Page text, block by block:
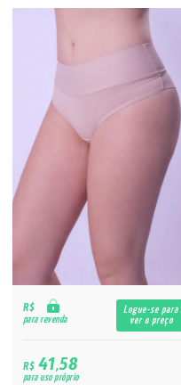
R$
para revenda
Logue-se para
ver o preço
R$41,58
para uso próprio